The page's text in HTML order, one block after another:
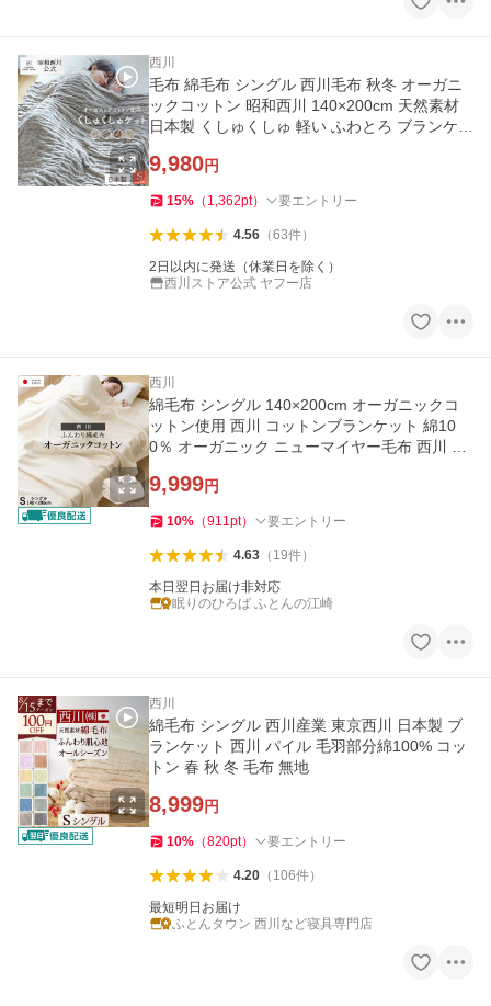
西川
毛布 綿毛布 シングル 西川毛布 秋冬 オーガニ
ックコットン 昭和西川 140×200cm 天然素材
日本製 くしゅくしゅ 軽い ふわとろ ブランケッ
9,980円
15% （ 1,362pt） 要エントリー
4.56（63件）
2日以内に発送（休業日を除く）
西川ストア公式 ヤフー店
西川
綿毛布 シングル 140×200cm オーガニックコ
ットン使用 西川 コットンブランケット 綿10
0％ オーガニック ニューマイヤー毛布 西川 日
9,999円
10% （911pt） 要エントリー
4.63（ 19件）
本日翌日お届け非対応
眠りのひろば ふとんの江崎
西川
綿毛布 シングル 西川産業 東京西川 日本製 ブ
ランケット 西川 パイル 毛羽部分綿100% コッ
トン 春 秋 冬 毛布 無地
8,999円
10% （820pt） 要エントリー
4.20（ 106件）
最短明日お届け
ふとんタウン 西川など寝具専門店